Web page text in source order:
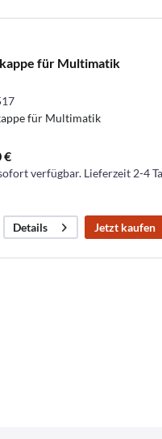
für Multimatik
für Multimatik
€
verfügbar. Lieferzeit 2-4
Details Jetzt kaufen